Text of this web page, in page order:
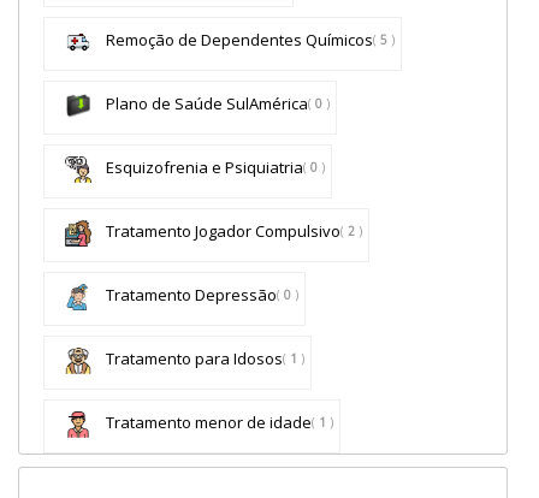
Remoção de Dependentes Químicos( 5 )
Plano de Saúde SulAmérica( 0 )
Esquizofrenia e Psiquiatria( 0 )
Tratamento Jogador Compulsivo( 2 )
Tratamento Depressão( 0 )
Tratamento para Idosos( 1 )
Tratamento menor de idade( 1 )